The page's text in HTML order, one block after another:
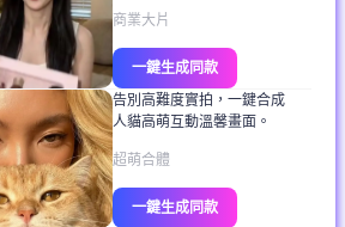
日本語
日文
한국어
韓文
4分鐘閱讀
商業大片
一鍵生成同款
告別高難度實拍，一鍵合成
人貓高萌互動溫馨畫面。
超萌合體
一鍵生成同款